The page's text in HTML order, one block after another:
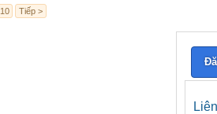
10 Tiếp >